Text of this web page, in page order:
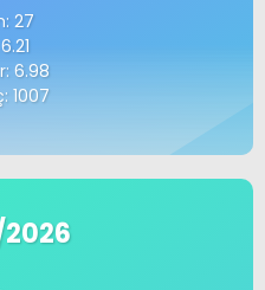
27
6.98
1007
2026